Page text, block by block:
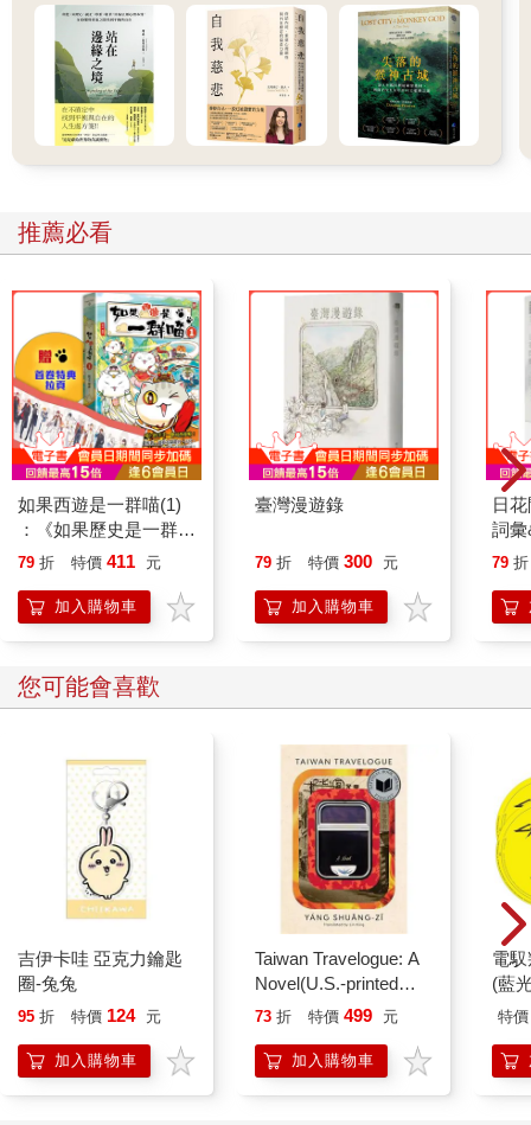
推薦必看
如果西遊是一群喵(1)
：《如果歷史是一群
喵》作者最新力作，附
79 折 特價 411 元
加入購物車
臺灣漫遊錄
79 折 特價 300 元
加入購物車
日
詞
79 折
您可能會喜歡
吉伊卡哇 亞克力鑰匙
圈-兔兔
95 折 特價 124 元
加入購物車
Taiwan Travelogue: A
Novel(U.S.-printed
edition)
73 折 特價 499 元
加入購物車
電
(藍
特價